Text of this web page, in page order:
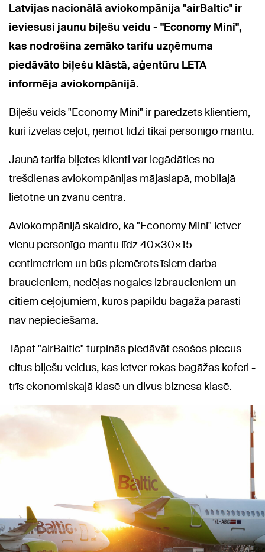
Latvijas nacionālā aviokompānija "airBaltic" ir
ieviesusi jaunu biļešu veidu - "Economy Mini",
kas nodrošina zemāko tarifu uzņēmuma
piedāvāto biļešu klāstā, aģentūru LETA
informēja aviokompānijā.
Biļešu veids "Economy Mini" ir paredzēts klientiem,
kuri izvēlas ceļot, ņemot līdzi tikai personīgo mantu.
Jaunā tarifa biļetes klienti var iegādāties no
trešdienas aviokompānijas mājaslapā, mobilajā
lietotnē un zvanu centrā.
Aviokompānijā skaidro, ka "Economy Mini" ietver
vienu personīgo mantu līdz 40×30×15
centimetriem un būs piemērots īsiem darba
braucieniem, nedēļas nogales izbraucieniem un
citiem ceļojumiem, kuros papildu bagāža parasti
nav nepieciešama.
Tāpat "airBaltic" turpinās piedāvāt esošos piecus
citus biļešu veidus, kas ietver rokas bagāžas koferi -
trīs ekonomiskajā klasē un divus biznesa klasē.